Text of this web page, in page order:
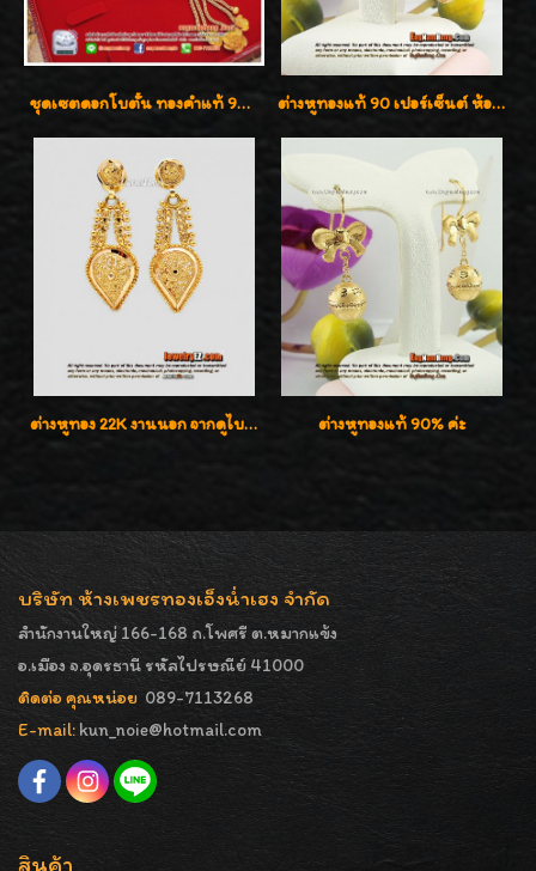
ชุดเซตดอกโบตั๋น ทองคำแท้ 99.99% ต่างหูทองแท้ 90 เปอร์เซ็นต์ ห้อยถุงทอง ใส่ได้ 2 แบบค่ะ
ต่างหูทอง 22K งานนอก จากดูไบ น่ารักน่าสะสมค่ะ ต่างหูทองแท้ 90% ค่ะ
บริษัท ห้างเพชรทองเอ็งน่ำเฮง จำกัด
สำนักงานใหญ่ 166-168 ถ.โพศรี ต.หมากแข้ง
อ.เมือง จ.อุดรธานี รหัสไปรษณีย์ 41000
ติดต่อ คุณหน่อย 089-7113268
E-mail: kun_noie@hotmail.com
สินค้า